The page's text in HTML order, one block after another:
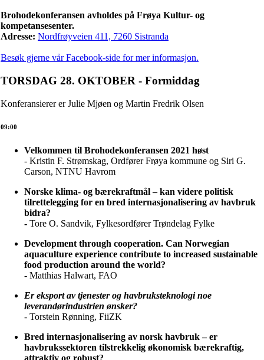
Brohodekonferansen avholdes på Frøya Kultur- og
kompetansesenter.
Adresse: Nordfrøyveien 411, 7260 Sistranda
Besøk gjerne vår Facebook-side for mer informasjon.
TORSDAG 28. OKTOBER - Formiddag
Konferansierer er Julie Mjøen og Martin Fredrik Olsen
09:00
Velkommen til Brohodekonferansen 2021 høst
- Kristin F. Strømskag, Ordfører Frøya kommune og Siri G.
Carson, NTNU Havrom
Norske klima- og bærekraftmål – kan videre politisk
tilrettelegging for en bred internasjonalisering av havbruk
bidra?
- Tore O. Sandvik, Fylkesordfører Trøndelag Fylke
Development through cooperation. Can Norwegian
aquaculture experience contribute to increased sustainable
food production around the world?
- Matthias Halwart, FAO
Er eksport av tjenester og havbruksteknologinoe
leverandørindustrien ønsker?
- Torstein Rønning, FiiZK
Bred internasjonalisering av norsk havbruk – er
havbrukssektoren tilstrekkelig økonomisk bærekraftig,